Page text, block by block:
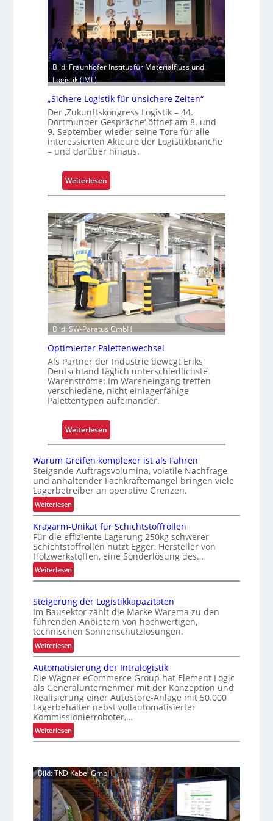
i
t
u
n
d
B
e
t
r
i
e
b
s
i
h
e
r
h
e
i
t
m
h
t
z
e
l
e
g
t
S
c
w
a
c
h
s
t
e
l
l
e
n
o
f
e
n
Bild: Fraunhofer Institut für Materialfluss und
Logistik (IML)
„Sichere Logistik für unsichere Zeiten“
Der ‚Zukunftskongress Logistik – 44.
Dortmunder Gespräche‘ öffnet am 8. und
9. September wieder seine Tore für alle
interessierten Akteure der Logistikbranche
– und darüber hinaus.
Weiterlesen:
„
i
c
h
e
r
e
L
o
g
i
s
t
i
k
f
r
u
s
i
c
e
r
e
Z
e
n
“
Bild: SW-Paratus GmbH
Optimierter Palettenwechsel
Als Partner der Industrie bewegt Eriks
Deutschland täglich unterschiedlichste
Warenströme: Im Wareneingang treffen
verschiedene, nicht einlagerfähige
Palettentypen aufeinander.
Weiterlesen:
O
t
i
m
e
r
t
e
P
l
e
t
e
n
w
e
c
Warum Greifen komplexer ist als Fahren
Steigende Auftragsvolumina, volatile Nachfrage
und anhaltender Fachkräftemangel bringen viele
Lagerbetreiber an operative Grenzen.
Weiterlesen:
W
a
r
u
m
G
i
f
e
n
k
o
m
p
l
e
x
e
s
t
a
l
s
Kragarm-Unikat für Schichtstoffrollen
Für die effiziente Lagerung 250kg schwerer
Schichtstoffrollen nutzt Egger, Hersteller von
Holzwerkstoffen, eine Sonderlösung des…
Weiterlesen:
K
a
g
a
r
m
U
n
i
k
a
t
f
r
S
c
h
i
Steigerung der Logistikkapazitäten
Im Bausektor zählt die Marke Warema zu den
führenden Anbietern von hochwertigen,
technischen Sonnenschutzlösungen.
Weiterlesen:
S
t
e
i
g
e
r
u
d
e
r
L
o
Automatisierung der Intralogistik
Die Wagner eCommerce Group hat Element Logic
als Generalunternehmer mit der Konzeption und
Realisierung einer AutoStore-Anlage mit 50.000
Lagerbehälter nebst vollautomatisierter
Kommissionierroboter,…
Weiterlesen:
A
t
o
m
a
t
Bild: TKD Kabel GmbH